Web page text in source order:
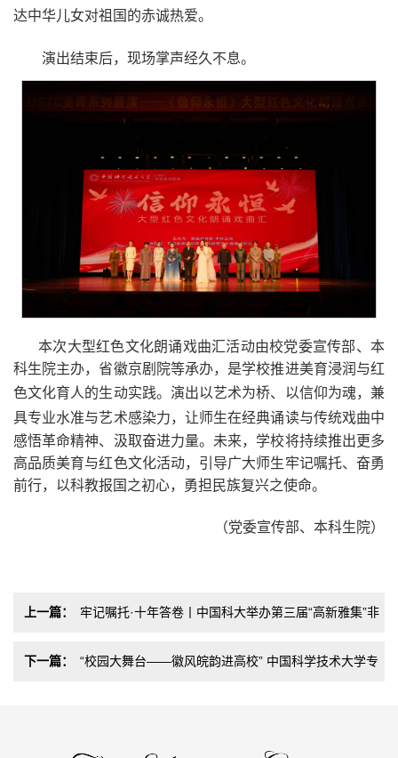
达中华儿女对祖国的赤诚热爱。
演出结束后，现场掌声经久不息。
本次大型红色文化朗诵戏曲汇活动由校党委宣传部、本
科生院主办，省徽京剧院等承办，是学校推进美育浸润与红
色文化育人的生动实践。演出以艺术为桥、以信仰为魂， 兼
具专业水准与艺术感染力， 让师生在经典诵读与传统戏曲中
感悟革命精神、汲取奋进力量。未来，学校将持续推出更多
高品质美育与红色文化活动，引导广大师生牢记嘱托、奋勇
前行，以科教报国之初心，勇担民族复兴之使命。
（党委宣传部、本科生院）
上一篇： 牢记嘱托·十年答卷丨中国科大举办第三届“高新雅集”非
遗进校园活动
下一篇： “校园大舞台——徽风皖韵进高校” 中国科学技术大学专